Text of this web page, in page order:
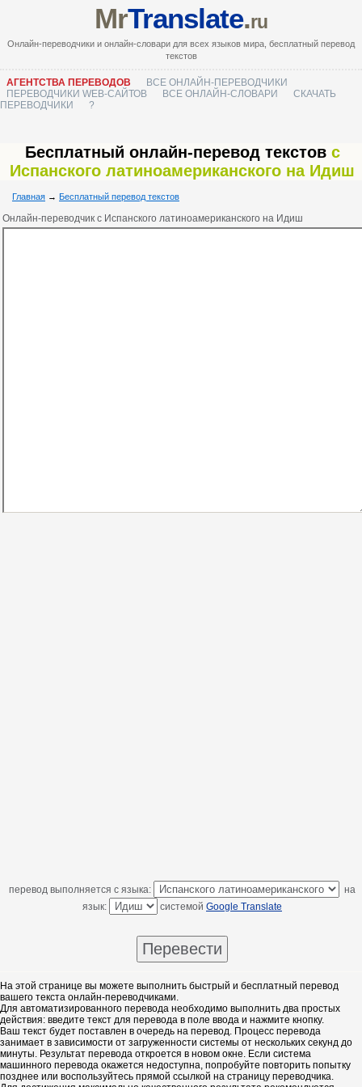
MrTranslate.ru
Онлайн-переводчики и онлайн-словари для всех языков мира, бесплатный перевод
текстов
АГЕНТСТВА ПЕРЕВОДОВ
ВСЕ ОНЛАЙН-ПЕРЕВОДЧИКИ
ПЕРЕВОДЧИКИ WEB-САЙТОВ
ВСЕ ОНЛАЙН-СЛОВАРИ
СКАЧАТЬ
ПЕРЕВОДЧИКИ
?
Бесплатный онлайн-перевод текстов с
Испанского латиноамериканского на Идиш
Главная → Бесплатный перевод текстов
Онлайн-переводчик с Испанского латиноамериканского на Идиш
перевод выполняется с языка:
на
язык:
системой Google Translate
На этой странице вы можете выполнить быстрый и бесплатный перевод
вашего текста онлайн-переводчиками.
Для автоматизированного перевода необходимо выполнить два простых
действия: введите текст для перевода в поле ввода и нажмите кнопку.
Ваш текст будет поставлен в очередь на перевод. Процесс перевода
занимает в зависимости от загруженности системы от нескольких секунд до
минуты. Результат перевода откроется в новом окне. Если система
машинного перевода окажется недоступна, попробуйте повторить попытку
позднее или воспользуйтесь прямой ссылкой на страницу переводчика.